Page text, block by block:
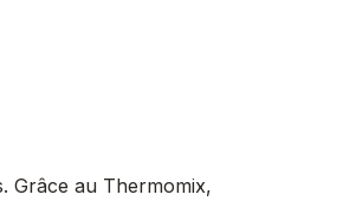
Grâce au Thermomix,